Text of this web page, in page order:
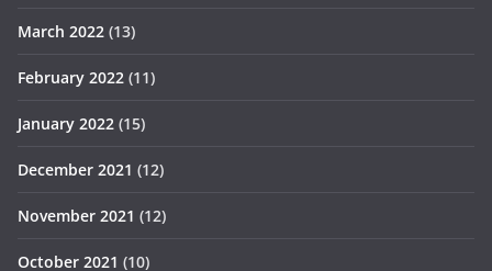
March 2022 (13)
February 2022 (11)
January 2022 (15)
December 2021 (12)
November 2021 (12)
October 2021 (10)